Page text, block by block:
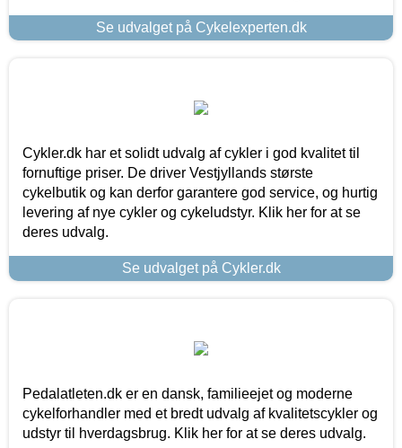
Se udvalget på Cykelexperten.dk
Cykler.dk har et solidt udvalg af cykler i god kvalitet til
fornuftige priser. De driver Vestjyllands største
cykelbutik og kan derfor garantere god service, og hurtig
levering af nye cykler og cykeludstyr. Klik her for at se
deres udvalg.
Se udvalget på Cykler.dk
Pedalatleten.dk er en dansk, familieejet og moderne
cykelforhandler med et bredt udvalg af kvalitetscykler og
udstyr til hverdagsbrug. Klik her for at se deres udvalg.